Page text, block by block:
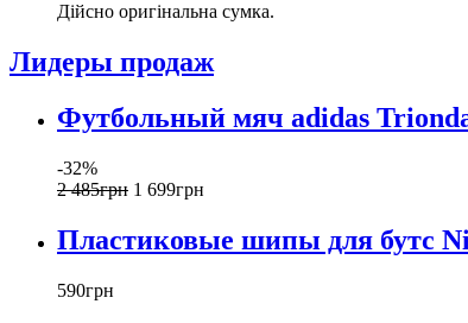
Дійсно оригінальна сумка.
Лидеры продаж
Футбольный мяч adidas
-32%
2 485грн 1 699грн
Пластиковые шипы для бутс
590грн